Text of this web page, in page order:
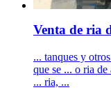
Venta de ria
... tanques y
que se ... o ria
... ria, ...